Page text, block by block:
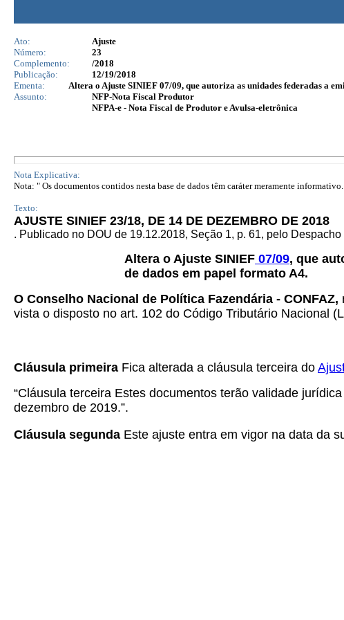
Ato:
Ajuste
Número:
23
Complemento:
/2018
Publicação:
12/19/2018
Ementa:
Altera o Ajuste SINIEF 07/09, que autoriza as unidades federadas a
Assunto:
NFP-Nota Fiscal Produtor
NFPA-e - Nota Fiscal de Produtor e Avulsa-eletrônica
Nota Explicativa:
Nota: " Os documentos contidos nesta base de dados têm caráter meramente
Texto:
AJUSTE SINIEF 23/18, DE 14 DE DEZEMBRO DE 2018
. Publicado no DOU de 19.12.2018, Seção 1, p. 61, pelo
Altera o Ajuste SINIEF 07/09, que
de dados em papel formato A4.
O Conselho Nacional de Política Fazendária - CONFAZ,
vista o disposto no art. 102 do Código Tributário Nacional
Cláusula primeira Fica alterada a cláusula terceira do
“Cláusula terceira Estes documentos terão validade
dezembro de 2019.”.
Cláusula segunda Este ajuste entra em vigor na data da